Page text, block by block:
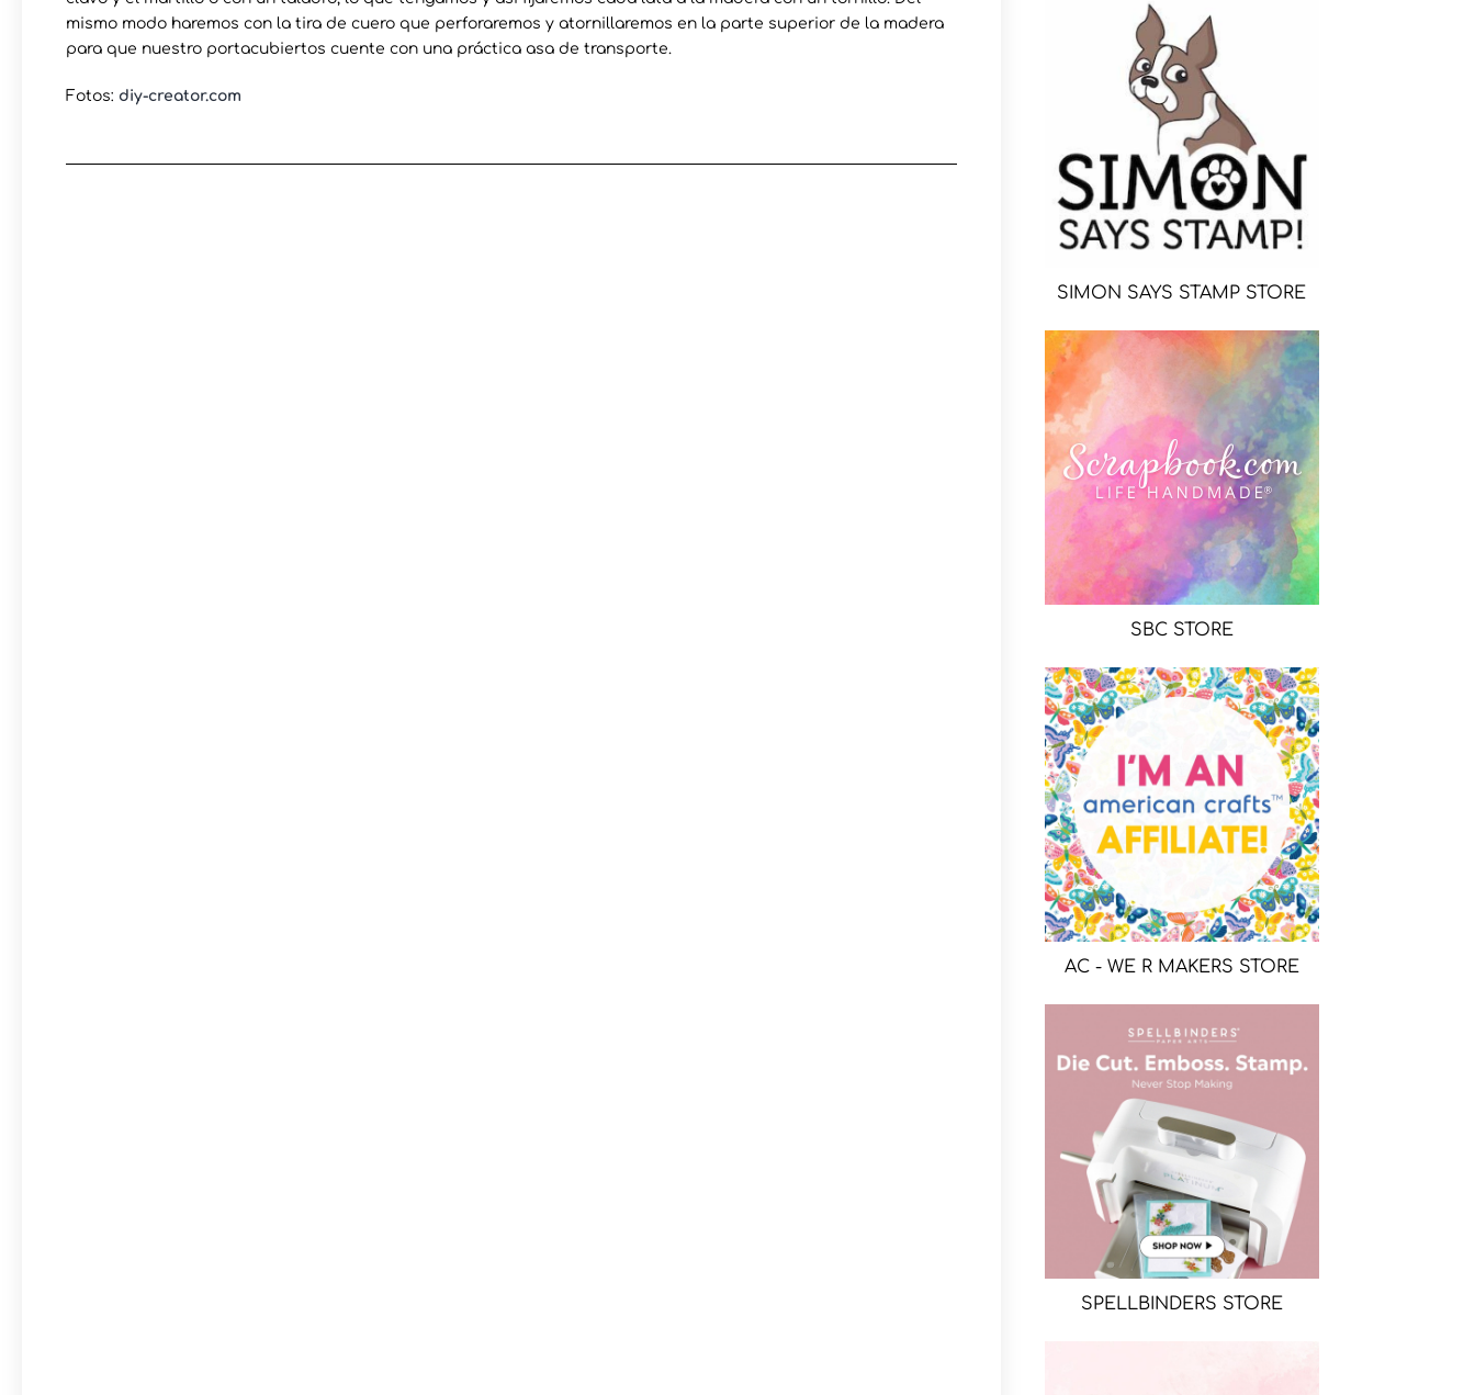
mismo modo haremos con la tira de cuero que perforaremos y atornillaremos en la parte superior de la madera
para que nuestro portacubiertos cuente con una práctica asa de transporte.
Fotos: diy-creator.com
SIMON SAYS STAMP STORE
SBC STORE
AC - WE R MAKERS STORE
SPELLBINDERS STORE